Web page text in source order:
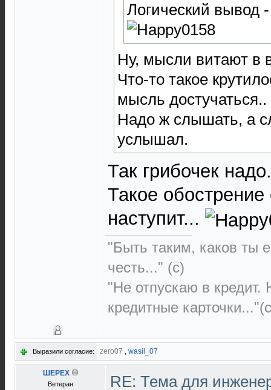
Логический вывод
Ну, мысли витают в
Что-то такое
мысль достучаться..
Надо ж слышать, а
услышал.
Так грибочек
Такое
наступит...
"Быть таким, каков ты
честь..." (c)
"Не отпускаю в
кредитные
Выразили согласие: zero07 , wasil_07
ШЕРЕХ
Ветеран
RE: Тема для